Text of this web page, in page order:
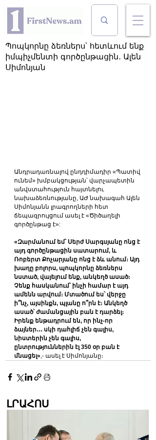
Պոպկորնը ձեռներս՝ հետևում ենք
իմպիչմենտի գործընթացին․ Ալեն
Սիմոնյան
Անդրադառնալով ընդդիմադիր «Պատիվ
ունեմ» խմբակցության՝ վարչապետին
անվստահություն հայտնելու
նախաձեռնությանը, ԱԺ նախագահ Ալեն
Սիմոնյանն լրագրողների հետ
ճեպազրույցում ասել է «Ծիծաղելի
գործընթաց է»:
«Զարմանում եմ՝ Սերժ Սարգսյանը ոնց է
այդ գործընթացին սատարում, և
Ռոբերտ Քոչարյանը ոնց է ձև անում։ Այդ
խաղը բոլորս, պոպկորնը ձեռներս
նստած, վայելում ենք, անկեղծ ասած։
Չենք հասկանում՝ ինչի համար է այդ
ամենն արվում։ Մտածում ես՝ վերջը
ի՞նչ, այսինքն, պլանը ո՞րն է։ Անկեղծ
ասած՝ ժամանցային բան է դարձել։
Իրենք ենթադրում են, որ ինչ-որ
ձայներ․․․ սկի դահլիճ չեն գալիս,
նիստերին չեն գալիս,
ընտրություններին էլ 350 օր բան է
մնացել»,- ասել է Սիմոնյանը։
ԼՐԱՀՈՍ